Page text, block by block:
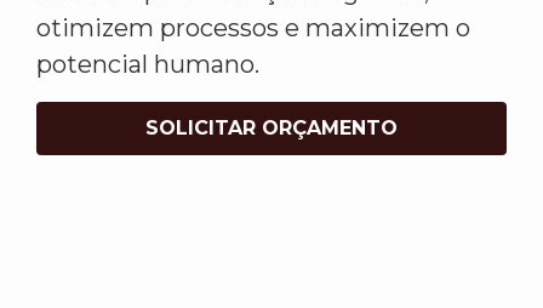
otimizem processos e maximizem o
potencial humano.
SOLICITAR ORÇAMENTO